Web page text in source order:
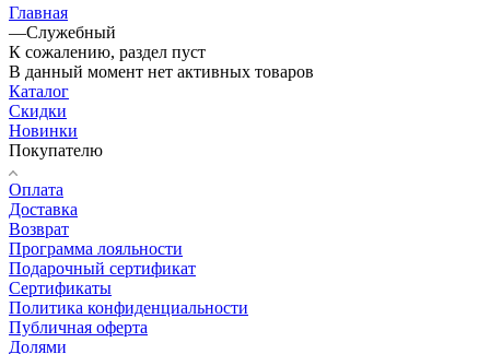
Главная
—Служебный
К сожалению, раздел пуст
В данный момент нет активных товаров
Каталог
Скидки
Новинки
Покупателю
Оплата
Доставка
Возврат
Программа лояльности
Подарочный сертификат
Сертификаты
Политика конфиденциальности
Публичная оферта
Долями